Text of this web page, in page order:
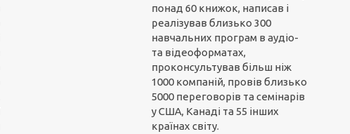
понад 60 книжок, написав і
реалізував близько 300
навчальних програм в аудіо-
та відеоформатах,
проконсультував більш ніж
1000 компаній, провів близько
5000 переговорів та семінарів
у США, Канаді та 55 інших
країнах світу.